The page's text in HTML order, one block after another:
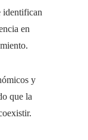
identifican
en
y
que la